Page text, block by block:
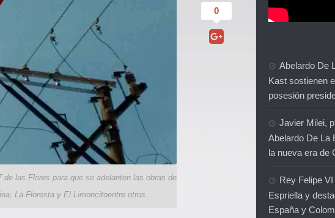
las Flores para que se adelanten las obras de
La Floresta y El Limoncitoentre otros.
0
Abelardo De
Kast sostienen
posesión
Javier Milei,
Abelardo De La
la nueva era de
Rey Felipe
Espriella y
España y